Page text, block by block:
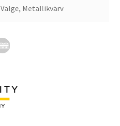
Valge, Metallikvärv